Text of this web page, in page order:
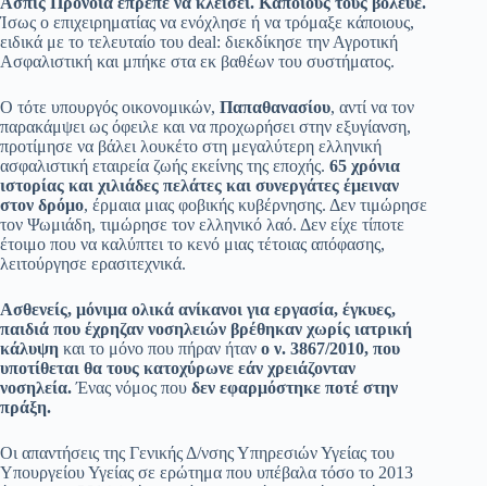
Ίσως ο επιχειρηματίας να ενόχλησε ή να τρόμαξε κάποιους,
ειδικά με το τελευταίο του deal: διεκδίκησε την Αγροτική
Ασφαλιστική και μπήκε στα εκ βαθέων του συστήματος.
Ο τότε υπουργός οικονομικών, Παπαθανασίου, αντί να τον
παρακάμψει ως όφειλε και να προχωρήσει στην εξυγίανση,
προτίμησε να βάλει λουκέτο στη μεγαλύτερη ελληνική
ασφαλιστική εταιρεία ζωής εκείνης της εποχής. 65 χρόνια
ιστορίας και χιλιάδες πελάτες και συνεργάτες έμειναν
στον δρόμο, έρμαια μιας φοβικής κυβέρνησης. Δεν τιμώρησε
τον Ψωμιάδη, τιμώρησε τον ελληνικό λαό. Δεν είχε τίποτε
έτοιμο που να καλύπτει το κενό μιας τέτοιας απόφασης,
λειτούργησε ερασιτεχνικά.
Ασθενείς, μόνιμα ολικά ανίκανοι για εργασία, έγκυες,
παιδιά που έχρηζαν νοσηλειών βρέθηκαν χωρίς ιατρική
κάλυψη και το μόνο που πήραν ήταν ο ν. 3867/2010, που
υποτίθεται θα τους κατοχύρωνε εάν χρειάζονταν
νοσηλεία.Ένας νόμος που δεν εφαρμόστηκε ποτέ στην
πράξη.
Οι απαντήσεις της Γενικής Δ/νσης Υπηρεσιών Υγείας του
Υπουργείου Υγείας σε ερώτημα που υπέβαλα τόσο το 2013